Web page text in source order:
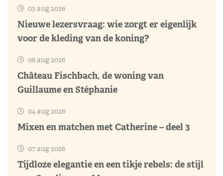
03 aug 2026
Nieuwe lezersvraag: wie zorgt er eigenlijk
voor de kleding van de koning?
06 aug 2026
Château Fischbach, de woning van
Guillaume en Stéphanie
04 aug 2026
Mixen en matchen met Catherine – deel 3
07 aug 2026
Tijdloze elegantie en een tikje rebels: de stijl